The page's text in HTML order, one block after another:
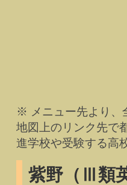
※ メニュー先より、
地図上のリンク先で
進学校や受験する高
紫野（Ⅲ類